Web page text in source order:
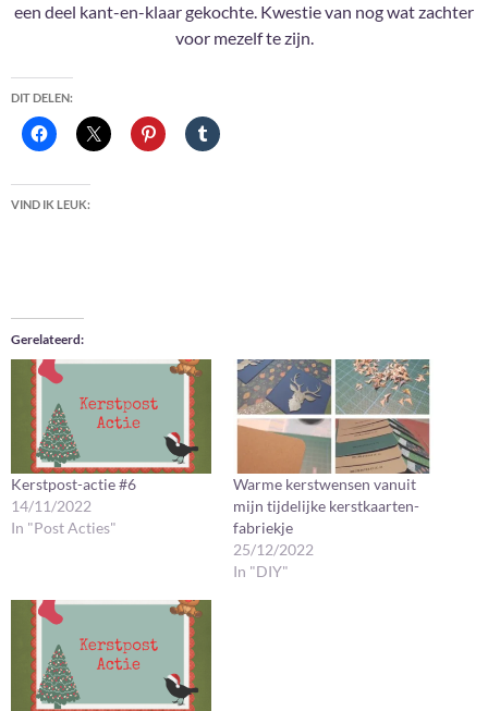
een deel kant-en-klaar gekochte. Kwestie van nog wat zachter
voor mezelf te zijn.
DIT DELEN:
VIND IK LEUK:
Gerelateerd
Kerstpost-actie #6
14/11/2022
In "Post Acties"
Warme kerstwensen vanuit
mijn tijdelijke kerstkaarten-
fabriekje
25/12/2022
In "DIY"